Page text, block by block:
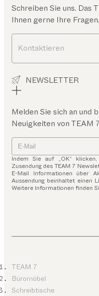
Schreiben Sie uns. Das
Ihnen gerne Ihre Fragen.
Kontaktieren
NEWSLETTER
Melden Sie sich an und
Neuigkeiten von TEAM
Indem Sie auf „OK“
Zusendung des TEAM 7
E-Mail Informationen über
Aussendung beinhaltet einen
Weitere Informationen finden
TEAM 7
Büromöbel
Schreibtische